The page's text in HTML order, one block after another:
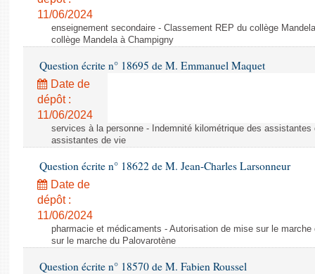
11/06/2024
enseignement secondaire - Classement REP du collège
collège Mandela à Champigny
Question écrite n° 18695 de M. Emmanuel Maquet
Date de
dépôt :
11/06/2024
services à la personne - Indemnité kilométrique des
assistantes de vie
Question écrite n° 18622 de M. Jean-Charles Larsonneur
Date de
dépôt :
11/06/2024
pharmacie et médicaments - Autorisation de mise sur le
sur le marche du Palovarotène
Question écrite n° 18570 de M. Fabien Roussel